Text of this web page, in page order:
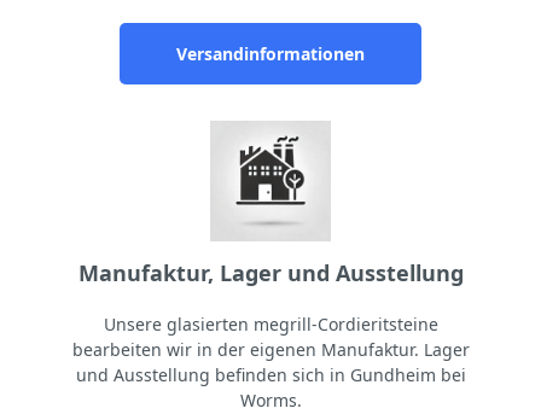
Versandinformationen
Manufaktur, Lager und Ausstellung
Unsere glasierten megrill-Cordieritsteine
bearbeiten wir in der eigenen Manufaktur. Lager
und Ausstellung befinden sich in Gundheim bei
Worms.